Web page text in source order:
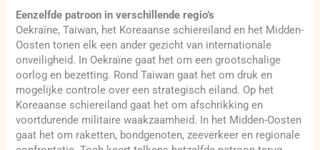
Eenzelfde patroon in verschillende regio’s
Oekraïne, Taiwan, het Koreaanse schiereiland en het Midden-
Oosten tonen elk een ander gezicht van internationale
onveiligheid. In Oekraïne gaat het om een grootschalige
oorlog en bezetting. Rond Taiwan gaat het om druk en
mogelijke controle over een strategisch eiland. Op het
Koreaanse schiereiland gaat het om afschrikking en
voortdurende militaire waakzaamheid. In het Midden-Oosten
gaat het om raketten, bondgenoten, zeeverkeer en regionale